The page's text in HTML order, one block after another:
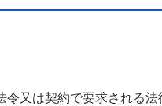
又は契約で要求される